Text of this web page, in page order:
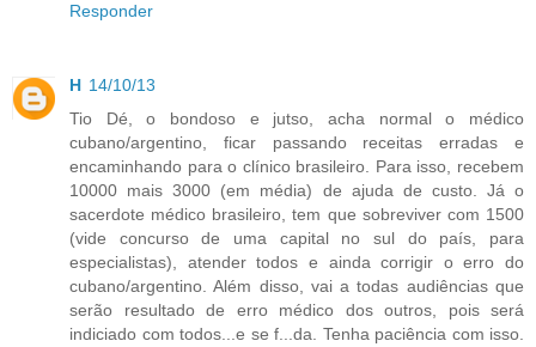
Responder
H 14/10/13
Tio Dé, o bondoso e jutso, acha normal o médico
cubano/argentino, ficar passando receitas erradas e
encaminhando para o clínico brasileiro. Para isso, recebem
10000 mais 3000 (em média) de ajuda de custo. Já o
sacerdote médico brasileiro, tem que sobreviver com 1500
(vide concurso de uma capital no sul do país, para
especialistas), atender todos e ainda corrigir o erro do
cubano/argentino. Além disso, vai a todas audiências que
serão resultado de erro médico dos outros, pois será
indiciado com todos...e se f...da. Tenha paciência com isso.